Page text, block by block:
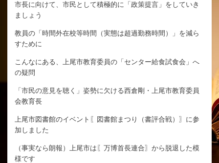
市長に向けて、市民として積極的に「政策提言」をしていき
ましょう
教員の「時間外在校等時間（実態は超過勤務時間）」を減ら
すために
こんなにある、上尾市教育委員の「センター給食試食会」へ
の疑問
「市民の意見を聴く」姿勢に欠ける西倉剛・上尾市教育委員
会教育長
上尾市図書館のイベント〖図書館まつり（書評合戦）〗に参
加しました
（事実なら朗報）上尾市は〖万博首長連合〗から脱退した模
様です